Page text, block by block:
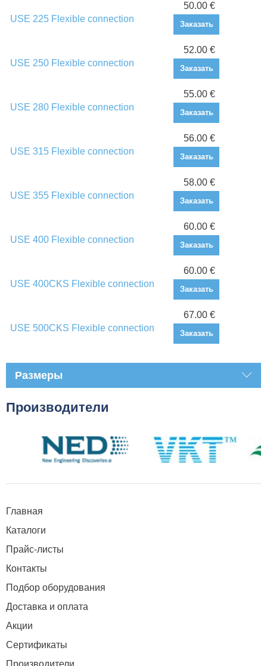
USE 225 Flexible connection
50.00 €
Заказать
USE 250 Flexible connection
52.00 €
Заказать
USE 280 Flexible connection
55.00 €
Заказать
USE 315 Flexible connection
56.00 €
Заказать
USE 355 Flexible connection
58.00 €
Заказать
USE 400 Flexible connection
60.00 €
Заказать
USE 400CKS Flexible connection
60.00 €
Заказать
USE 500CKS Flexible connection
67.00 €
Заказать
Размеры
Производители
Главная
Каталоги
Прайс-листы
Контакты
Подбор оборудования
Доставка и оплата
Акции
Сертификаты
Производители